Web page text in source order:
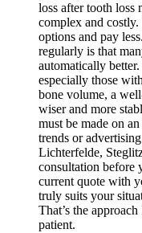
loss after tooth loss
complex and
options and pay less.
regularly is that
automatically
especially those
bone volume, a
wiser and more
must be made on
trends or
Lichterfelde,
consultation before
current quote with
truly suits your
That’s the
patient.